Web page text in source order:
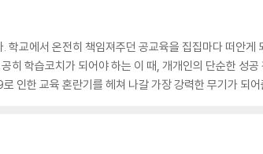
교에서 온전히 책임져주던 공교육을 집집마다 떠안게
히 학습코치가 되어야 하는 이 때, 개개인의 단순한 성
인한 교육 혼란기를 헤쳐 나갈 가장 강력한 무기가 되